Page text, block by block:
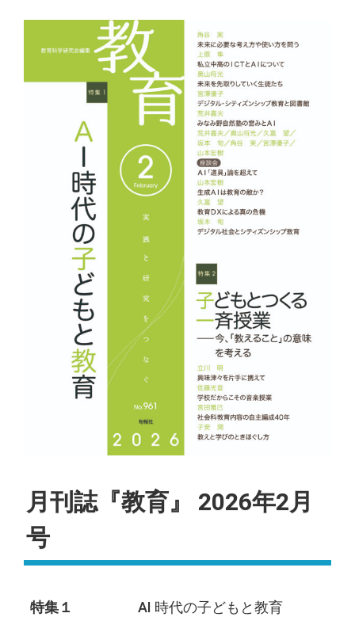
月刊誌『教育』 2026年2月
号
特集１ AI 時代の子どもと教育